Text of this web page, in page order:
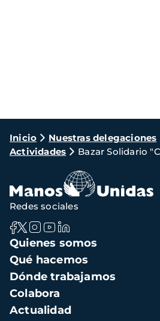
Ruta
de
navegación
Inicio Nuestras delegaciones
Actividades
Bazar Solidario
Navegación
principal
Quienes somos
Qué hacemos
Dónde trabajamos
Colabora
Actualidad
Redes sociales